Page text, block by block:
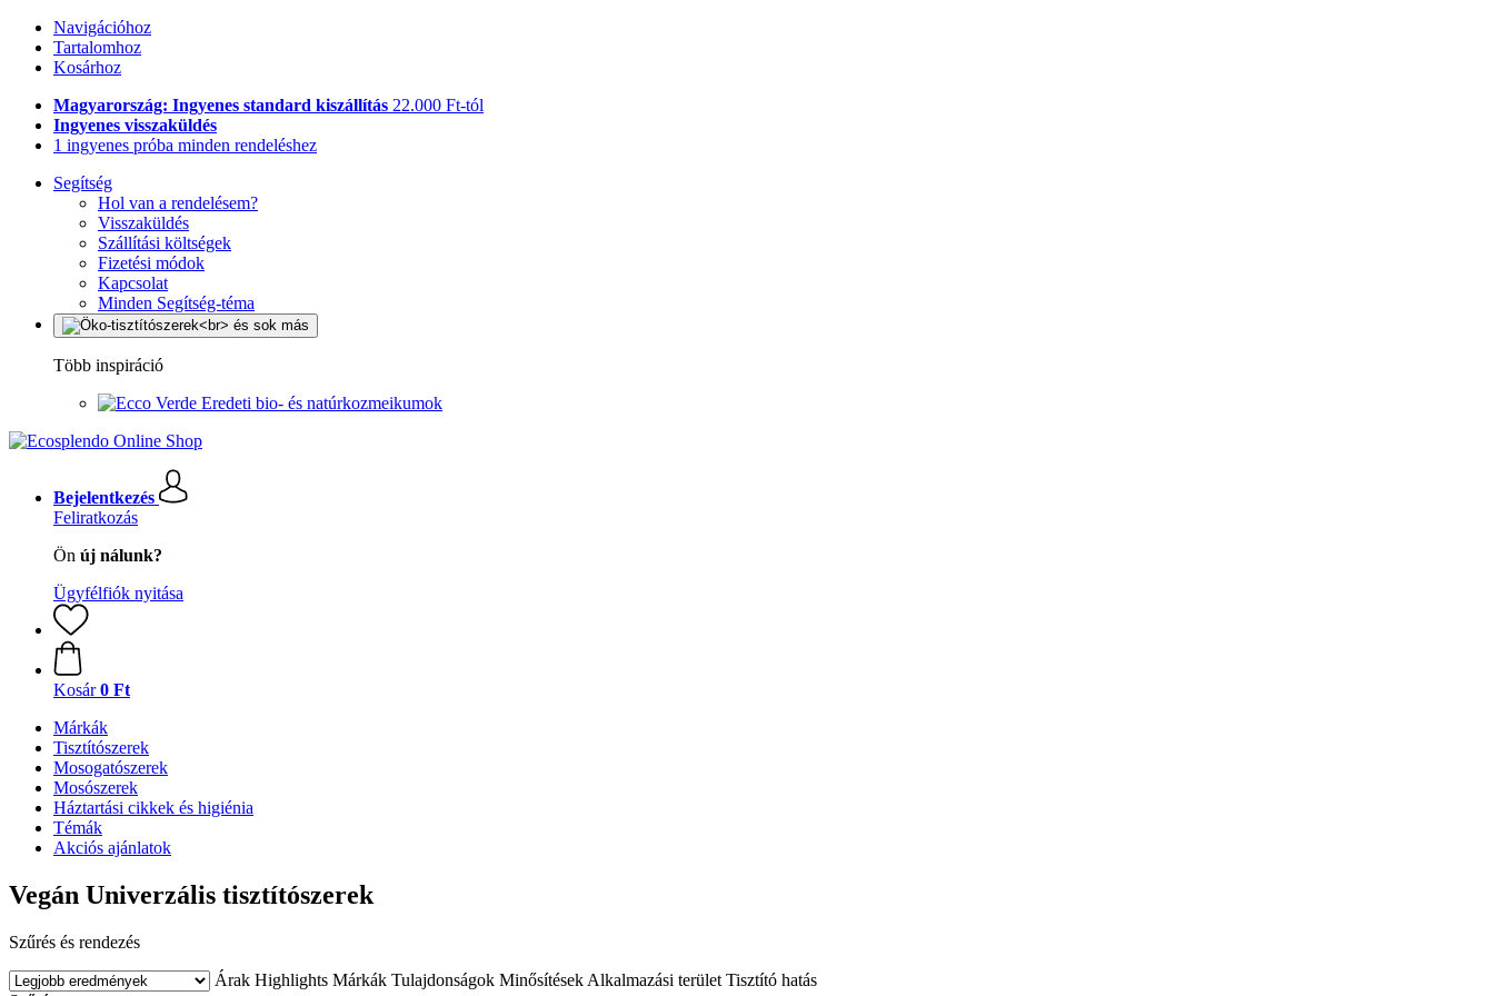
Navigációhoz
Tartalomhoz
Kosárhoz
Magyarország: Ingyenes standard kiszállítás 22.000 Ft-tól
Ingyenes visszaküldés
1 ingyenes próba minden rendeléshez
Segítség
Hol van a rendelésem?
Visszaküldés
Szállítási költségek
Fizetési módok
Kapcsolat
Minden Segítség-téma
Több inspiráció
Eredeti bio- és natúrkozmeikumok
Bejelentkezés
Feliratkozás
Ön új nálunk?
Ügyfélfiók nyitása
Kosár 0 Ft
Márkák
Tisztítószerek
Mosogatószerek
Mosószerek
Háztartási cikkek és higiénia
Témák
Akciós ajánlatok
Vegán Univerzális tisztítószerek
Szűrés és rendezés
Árak Highlights Márkák Tulajdonságok Minősítések Alkalmazási terület Tisztító hatás